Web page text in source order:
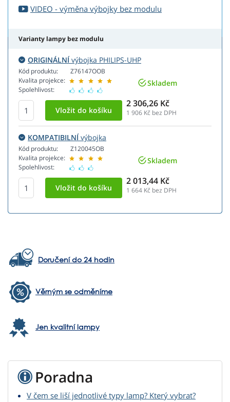
VIDEO - výměna výbojky bez modulu
Varianty lampy bez modulu
ORIGINÁLNÍvýbojka PHILIPS-UHP
Kód produktu:
Kvalita projekce:
Spolehlivost:
Z76147OOB
Skladem
2 306,26 Kč
1 906 Kč bez DPH
KOMPATIBILNÍvýbojka
Kód produktu:
Kvalita projekce:
Spolehlivost:
Z120045OB
Skladem
2 013,44 Kč
1 664 Kč bez DPH
Doručení do 24 hodin
Věrným se odměníme
Jen kvalitní lampy
Poradna
V čem se liší jednotlivé typy lamp? Který vybrat?